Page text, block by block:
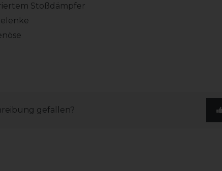
Stoßdämpfer
gefallen?